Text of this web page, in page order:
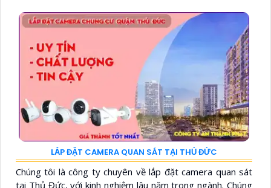
LẮP ĐẶT CAMERA QUAN SÁT TẠI THỦ ĐỨC
Chúng tôi là công ty chuyên về lắp đặt camera quan sát
tại Thủ Đức, với kinh nghiệm lâu năm trong ngành. Chúng